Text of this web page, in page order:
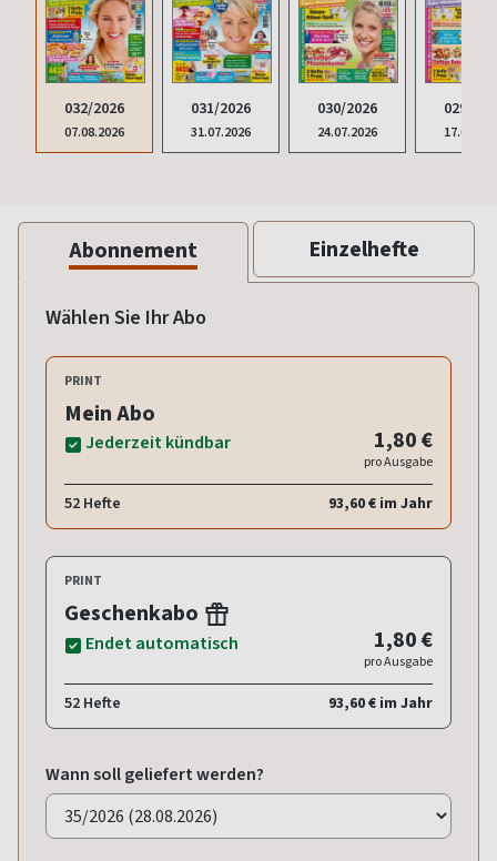
032/2026
07.08.2026
031/2026
31.07.2026
030/2026
24.07.2026
029/
Abonnement Einzelhefte
Wählen Sie Ihr Abo
PRINT
Mein Abo
Jederzeit kündbar 1,80 €
pro Ausgabe
52 Hefte 93,60 € im Jahr
PRINT
Geschenkabo
Endet automatisch 1,80 €
pro Ausgabe
52 Hefte 93,60 € im Jahr
Wann soll geliefert werden?